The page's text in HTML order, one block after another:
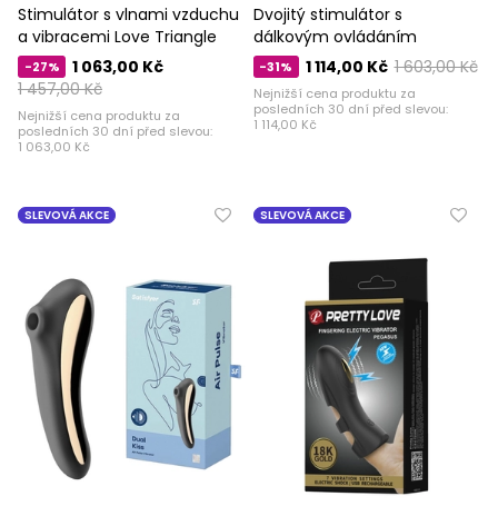
Stimulátor s vlnami vzduchu
a vibracemi Love Triangle
-27%
1 457,00 Kč
1 063,00 Kč
Nejnižší cena produktu za
posledních 30 dní před slevou:
1 063,00 Kč
Dvojitý stimulátor s
dálkovým ovládáním
-31% 1 603,00 Kč
1 114,00 Kč
Nejnižší cena produktu za
posledních 30 dní před slevou:
1 114,00 Kč
SLEVOVÁ AKCE SLEVOVÁ AKCE